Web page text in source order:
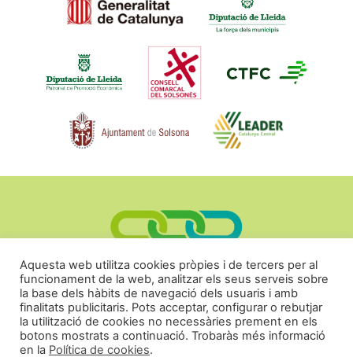
Segueix-nos a:
Aquesta web utilitza cookies pròpies i de tercers per al
funcionament de la web, analitzar els seus serveis sobre
la base dels hàbits de navegació dels usuaris i amb
finalitats publicitaris. Pots acceptar, configurar o rebutjar
la utilització de cookies no necessàries prement en els
botons mostrats a continuació. Trobaràs més informació
en la Política de cookies.